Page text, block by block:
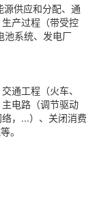
供应和分配、通
产过程（带受控
池系统、发电厂
通工程（火车、
电路（调节驱动
，...）、关闭消费
。